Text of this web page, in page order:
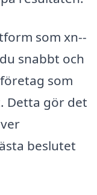
som xn--
snabbt och
som
Detta gör det
beslutet